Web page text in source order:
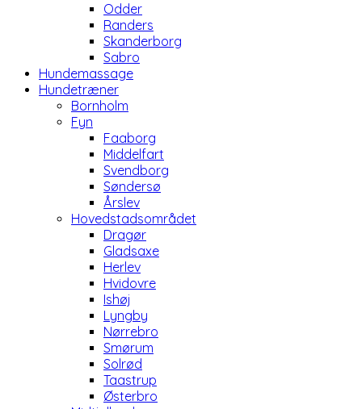
Odder
Randers
Skanderborg
Sabro
Hundemassage
Hundetræner
Bornholm
Fyn
Faaborg
Middelfart
Svendborg
Søndersø
Årslev
Hovedstadsområdet
Dragør
Gladsaxe
Herlev
Hvidovre
Ishøj
Lyngby
Nørrebro
Smørum
Solrød
Taastrup
Østerbro